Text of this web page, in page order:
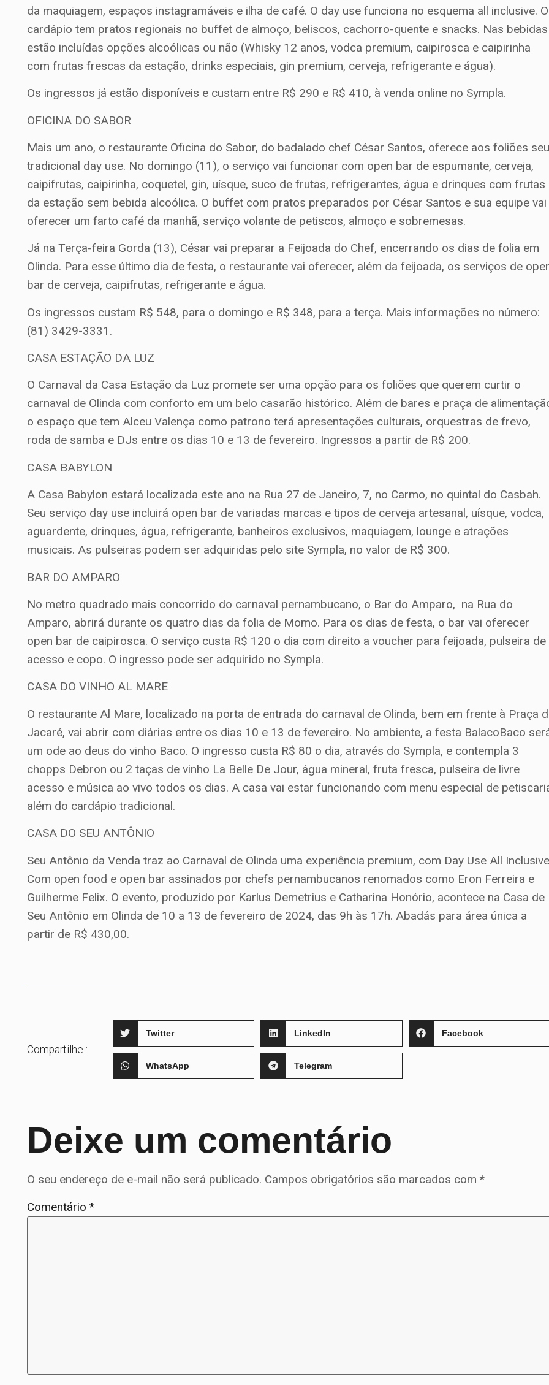
da maquiagem, espaços instagramáveis e ilha de café. O day use funciona no esquema all inclusive. O
cardápio tem pratos regionais no buffet de almoço, beliscos, cachorro-quente e snacks. Nas bebidas
estão incluídas opções alcoólicas ou não (Whisky 12 anos, vodca premium, caipirosca e caipirinha
com frutas frescas da estação, drinks especiais, gin premium, cerveja, refrigerante e água).
Os ingressos já estão disponíveis e custam entre R$ 290 e R$ 410, à venda online no Sympla.
OFICINA DO SABOR
Mais um ano, o restaurante Oficina do Sabor, do badalado chef César Santos, oferece aos foliões
tradicional day use. No domingo (11), o serviço vai funcionar com open bar de espumante, cerveja,
caipifrutas, caipirinha, coquetel, gin, uísque, suco de frutas, refrigerantes, água e drinques com frutas
da estação sem bebida alcoólica. O buffet com pratos preparados por César Santos e sua equipe vai
oferecer um farto café da manhã, serviço volante de petiscos, almoço e sobremesas.
Já na Terça-feira Gorda (13), César vai preparar a Feijoada do Chef, encerrando os dias de folia em
Olinda. Para esse último dia de festa, o restaurante vai oferecer, além da feijoada, os serviços de
bar de cerveja, caipifrutas, refrigerante e água.
Os ingressos custam R$ 548, para o domingo e R$ 348, para a terça. Mais informações no número:
(81) 3429-3331.
CASA ESTAÇÃO DA LUZ
O Carnaval da Casa Estação da Luz promete ser uma opção para os foliões que querem curtir o
carnaval de Olinda com conforto em um belo casarão histórico. Além de bares e praça de
o espaço que tem Alceu Valença como patrono terá apresentações culturais, orquestras de frevo,
roda de samba e DJs entre os dias 10 e 13 de fevereiro. Ingressos a partir de R$ 200.
CASA BABYLON
A Casa Babylon estará localizada este ano na Rua 27 de Janeiro, 7, no Carmo, no quintal do Casbah.
Seu serviço day use incluirá open bar de variadas marcas e tipos de cerveja artesanal, uísque, vodca,
aguardente, drinques, água, refrigerante, banheiros exclusivos, maquiagem, lounge e atrações
musicais. As pulseiras podem ser adquiridas pelo site Sympla, no valor de R$ 300.
BAR DO AMPARO
No metro quadrado mais concorrido do carnaval pernambucano, o Bar do Amparo, na Rua do
Amparo, abrirá durante os quatro dias da folia de Momo. Para os dias de festa, o bar vai oferecer
open bar de caipirosca. O serviço custa R$ 120 o dia com direito a voucher para feijoada, pulseira de
acesso e copo. O ingresso pode ser adquirido no Sympla.
CASA DO VINHO AL MARE
O restaurante Al Mare, localizado na porta de entrada do carnaval de Olinda, bem em frente à Praça
Jacaré, vai abrir com diárias entre os dias 10 e 13 de fevereiro. No ambiente, a festa BalacoBaco
um ode ao deus do vinho Baco. O ingresso custa R$ 80 o dia, através do Sympla, e contempla 3
chopps Debron ou 2 taças de vinho La Belle De Jour, água mineral, fruta fresca, pulseira de livre
acesso e música ao vivo todos os dias. A casa vai estar funcionando com menu especial de
além do cardápio tradicional.
CASA DO SEU ANTÔNIO
Seu Antônio da Venda traz ao Carnaval de Olinda uma experiência premium, com Day Use All
Com open food e open bar assinados por chefs pernambucanos renomados como Eron Ferreira e
Guilherme Felix. O evento, produzido por Karlus Demetrius e Catharina Honório, acontece na Casa de
Seu Antônio em Olinda de 10 a 13 de fevereiro de 2024, das 9h às 17h. Abadás para área única a
partir de R$ 430,00.
Compartilhe :
Twitter LinkedIn Facebook
WhatsApp Telegram
Deixe um comentário
O seu endereço de e-mail não será publicado. Campos obrigatórios são marcados com*
Comentário*